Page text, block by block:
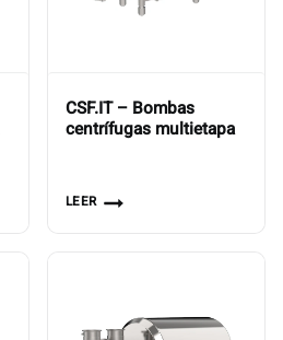
CSF.IT – Bombas
centrífugas multietapa
LEER